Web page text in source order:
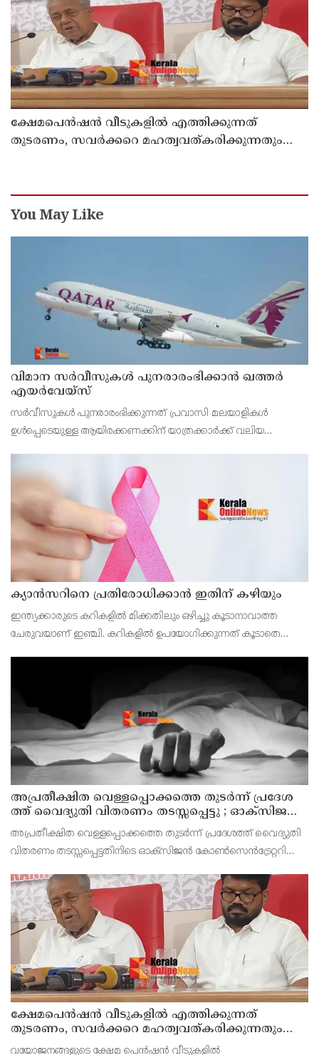
ക്ഷേമപെൻഷൻ വീടുകളിൽ എത്തിക്കുന്നത്
തുടരണം, സവർക്കറെ മഹത്വവത്കരിക്കുന്നതും
വിജയൻ
You May Like
വിമാന സര്‍വീസുകള്‍ പുനരാരംഭിക്കാന്‍ ഖത്തര്‍
എയര്‍വേയ്‌സ്
സര്‍വീസുകള്‍ പുനരാരംഭിക്കുന്നത് പ്രവാസി മലയാളികള്‍
ഉള്‍പ്പെടെയുള്ള ആയിരക്കണക്കിന് യാത്രക്കാര്‍ക്ക് വലിയ
ക്യാൻസറിനെ പ്രതിരോധിക്കാൻ ഇതിന് കഴിയും
ഇന്ത്യക്കാരുടെ കറികളിൽ മിക്കതിലും ഒഴിച്ചു കൂടാനാവാത്ത
ചേരുവയാണ് ഇഞ്ചി. കറികളിൽ ഉപയോഗിക്കുന്നത് കൂടാതെ
അ​പ്ര​തീ​ക്ഷി​ത വെ​ള്ള​പ്പൊ​ക്ക​ത്തെ തു​ട​ർ​ന്ന് പ്ര​ദേ​ശ​
ത്ത് വൈ​ദ്യു​തി വി​ത​ര​ണം ത​ട​സ്സ​പ്പെ​ട്ടു ; ഓക്സിജൻ
കോൺസെൻട്രേറ്റർ നിലച്ച് രോഗി മരിച്ചു
അപ്രതീക്ഷിത വെള്ളപ്പൊക്കത്തെ തുടർന്ന് പ്രദേശത്ത് വൈദ്യുതി
വിതരണം തടസ്സപ്പെട്ടതിനിടെ ഓക്സിജൻ കോൺസെൻട്രേറ്ററിന്റെ
തലവടി ഗ്രാമപഞ്ചായത്ത് 11ാം വാർ
ക്ഷേമപെൻഷൻ വീടുകളിൽ എത്തിക്കുന്നത്
തുടരണം, സവർക്കറെ മഹത്വവത്കരിക്കുന്നതും
വന്ദേമാതരം മുഴുവൻ ചൊല്ലുന്നതും ആർഎസ്എസ്
വയോജനങ്ങളുടെ ക്ഷേമ പെൻഷൻ വീടുകളിൽ